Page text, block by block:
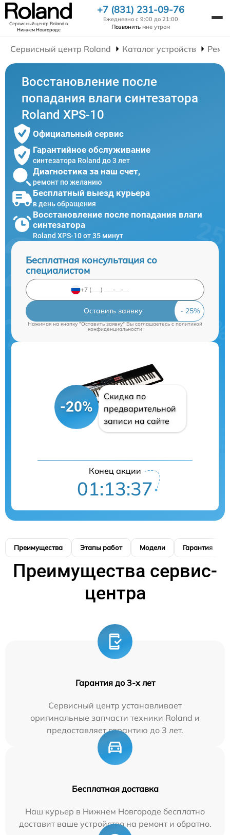
Сервисный центр Rolandв
Нижнем Новгороде
+7 (831) 231-09-76
Ежедневно с 9:00 до 21:00
Позвонить мне утром
Сервисный центр Roland Каталог устройств
Восстановление после
попадания влаги синтезатора
Roland XPS-10
Официальный сервис
Гарантийное обслуживание
синтезатора Roland до 3 лет
Диагностика за наш счет,
ремонт по желанию
Бесплатный выезд курьера
в день обращения
Восстановление после попадания влаги
синтезатора
Roland XPS-10 от 35 минут
Бесплатная консультация со
специалистом
Оставить заявку
Нажимая на кнопку "Оставить заявку" Вы соглашаетесь cполитикой
конфиденциальности
-20%
Скидка по
предварительной
записи на сайте
Конец акции
01:13:36
Преимущества Этапы работ Модели Гарантия
Преимущества сервис-
центра
Гарантия до 3-х лет
Сервисный центр устанавливает
оригинальные запчасти техники Roland и
предоставляет гарантию до 3 лет.
Бесплатная доставка
Наш курьер в Нижнем Новгороде бесплатно
доставит ваше устройство на ремонт и обратно.